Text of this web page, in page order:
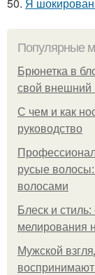
Популярные
Брюнетка в
свой внешний
С чем и как
руководство
русые волосы:
волосами
Блеск и
мелирования
Мужской